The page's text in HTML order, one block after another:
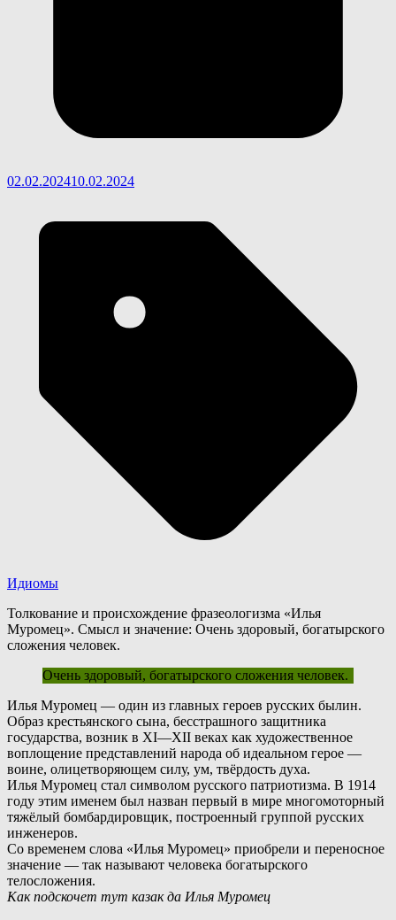
02.02.202410.02.2024
Идиомы
Толкование и происхождение фразеологизма «Илья
Муромец». Смысл и значение: Очень здоровый, богатырского
сложения человек.
Очень здоровый, богатырского сложения человек.
Илья Муромец — один из главных героев русских былин.
Образ крестьянского сына, бесстрашного защитника
государства, возник в XI—XII веках как художественное
воплощение представлений народа об идеальном герое —
воине, олицетворяющем силу, ум, твёрдость духа.
Илья Муромец стал символом русского патриотизма. В 1914
году этим именем был назван первый в мире многомоторный
тяжёлый бомбардировщик, построенный группой русских
инженеров.
Со временем слова «Илья Муромец» приобрели и переносное
значение — так называют человека богатырского
телосложения.
Как подскочет тут казак да Илья Муромец